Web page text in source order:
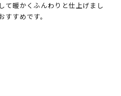
て暖かくふんわりと仕上げまし
すめです。